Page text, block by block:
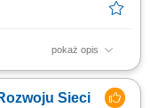
pokaż opis
obsługi
ASO w zakresie
Sieci